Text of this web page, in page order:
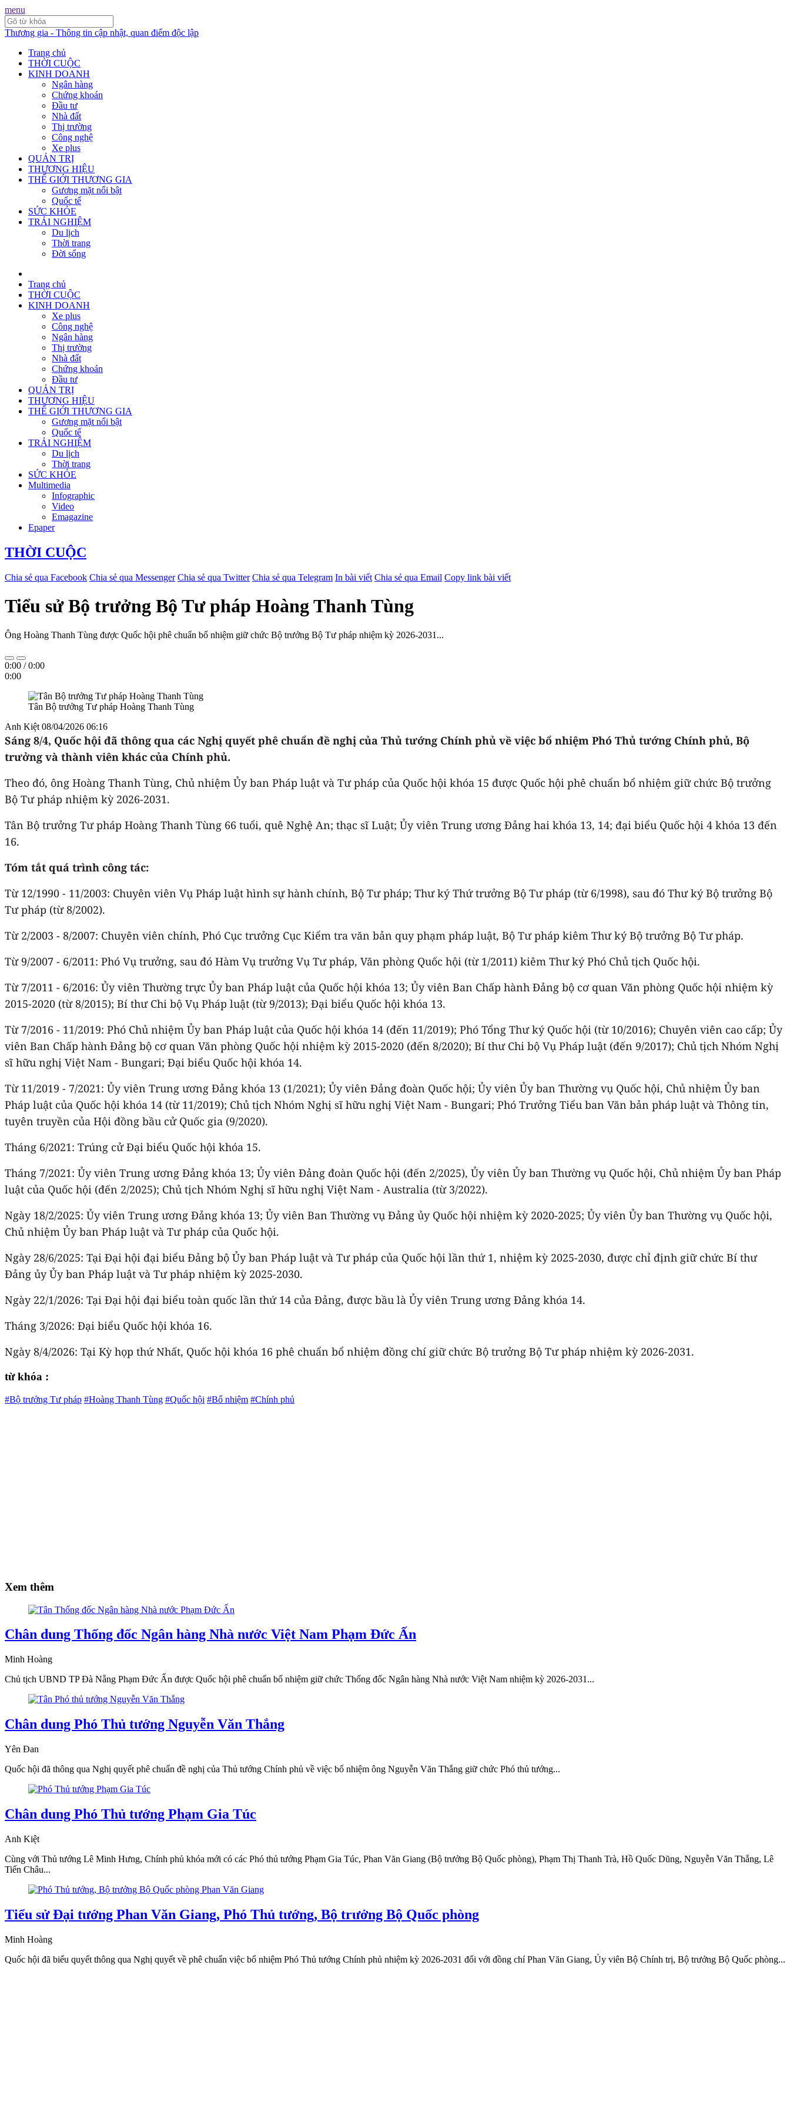
menu
Thương gia - Thông tin cập nhật, quan điểm độc lập
Trang chủ
THỜI CUỘC
KINH DOANH
Ngân hàng
Chứng khoán
Đầu tư
Nhà đất
Thị trường
Công nghệ
Xe plus
QUẢN TRỊ
THƯƠNG HIỆU
THẾ GIỚI THƯƠNG GIA
Gương mặt nổi bật
Quốc tế
SỨC KHỎE
TRẢI NGHIỆM
Du lịch
Thời trang
Đời sống
Trang chủ
THỜI CUỘC
KINH DOANH
Xe plus
Công nghệ
Ngân hàng
Thị trường
Nhà đất
Chứng khoán
Đầu tư
QUẢN TRỊ
THƯƠNG HIỆU
THẾ GIỚI THƯƠNG GIA
Gương mặt nổi bật
Quốc tế
TRẢI NGHIỆM
Du lịch
Thời trang
SỨC KHỎE
Multimedia
Infographic
Video
Emagazine
Epaper
THỜI CUỘC
Chia sẻ qua Facebook Chia sẻ qua Messenger Chia sẻ qua Twitter Chia sẻ qua Telegram In bài viết Chia sẻ qua Email Copy link bài viết
Tiểu sử Bộ trưởng Bộ Tư pháp Hoàng Thanh Tùng
Ông Hoàng Thanh Tùng được Quốc hội phê chuẩn bổ nhiệm giữ chức Bộ trưởng Bộ Tư pháp nhiệm kỳ 2026-2031...
0:00 /0:00
0:00
Tân Bộ trưởng Tư pháp Hoàng Thanh Tùng
Anh Kiệt 08/04/2026 06:16
Sáng 8/4, Quốc hội đã thông qua các Nghị quyết phê chuẩn đề nghị của Thủ tướng Chính phủ về việc bổ nhiệm Phó Thủ tướng Chính phủ, Bộ
trưởng và thành viên khác của Chính phủ.
Theo đó, ông Hoàng Thanh Tùng, Chủ nhiệm Ủy ban Pháp luật và Tư pháp của Quốc hội khóa 15 được Quốc hội phê chuẩn bổ nhiệm giữ chức Bộ trưởng
Bộ Tư pháp nhiệm kỳ 2026-2031.
Tân Bộ trưởng Tư pháp Hoàng Thanh Tùng 66 tuổi, quê Nghệ An; thạc sĩ Luật; Ủy viên Trung ương Đảng hai khóa 13, 14; đại biểu Quốc hội 4 khóa 13 đến
16.
Tóm tắt quá trình công tác:
Từ 12/1990 - 11/2003: Chuyên viên Vụ Pháp luật hình sự hành chính, Bộ Tư pháp; Thư ký Thứ trưởng Bộ Tư pháp (từ 6/1998), sau đó Thư ký Bộ trưởng Bộ
Tư pháp (từ 8/2002).
Từ 2/2003 - 8/2007: Chuyên viên chính, Phó Cục trưởng Cục Kiểm tra văn bản quy phạm pháp luật, Bộ Tư pháp kiêm Thư ký Bộ trưởng Bộ Tư pháp.
Từ 9/2007 - 6/2011: Phó Vụ trưởng, sau đó Hàm Vụ trưởng Vụ Tư pháp, Văn phòng Quốc hội (từ 1/2011) kiêm Thư ký Phó Chủ tịch Quốc hội.
Từ 7/2011 - 6/2016: Ủy viên Thường trực Ủy ban Pháp luật của Quốc hội khóa 13; Ủy viên Ban Chấp hành Đảng bộ cơ quan Văn phòng Quốc hội nhiệm kỳ
2015-2020 (từ 8/2015); Bí thư Chi bộ Vụ Pháp luật (từ 9/2013); Đại biểu Quốc hội khóa 13.
Từ 7/2016 - 11/2019: Phó Chủ nhiệm Ủy ban Pháp luật của Quốc hội khóa 14 (đến 11/2019); Phó Tổng Thư ký Quốc hội (từ 10/2016); Chuyên viên cao cấp; Ủy
viên Ban Chấp hành Đảng bộ cơ quan Văn phòng Quốc hội nhiệm kỳ 2015-2020 (đến 8/2020); Bí thư Chi bộ Vụ Pháp luật (đến 9/2017); Chủ tịch Nhóm Nghị
sĩ hữu nghị Việt Nam - Bungari; Đại biểu Quốc hội khóa 14.
Từ 11/2019 - 7/2021: Ủy viên Trung ương Đảng khóa 13 (1/2021); Ủy viên Đảng đoàn Quốc hội; Ủy viên Ủy ban Thường vụ Quốc hội, Chủ nhiệm Ủy ban
Pháp luật của Quốc hội khóa 14 (từ 11/2019); Chủ tịch Nhóm Nghị sĩ hữu nghị Việt Nam - Bungari; Phó Trưởng Tiểu ban Văn bản pháp luật và Thông tin,
tuyên truyền của Hội đồng bầu cử Quốc gia (9/2020).
Tháng 6/2021: Trúng cử Đại biểu Quốc hội khóa 15.
Tháng 7/2021: Ủy viên Trung ương Đảng khóa 13; Ủy viên Đảng đoàn Quốc hội (đến 2/2025), Ủy viên Ủy ban Thường vụ Quốc hội, Chủ nhiệm Ủy ban Pháp
luật của Quốc hội (đến 2/2025); Chủ tịch Nhóm Nghị sĩ hữu nghị Việt Nam - Australia (từ 3/2022).
Ngày 18/2/2025: Ủy viên Trung ương Đảng khóa 13; Ủy viên Ban Thường vụ Đảng ủy Quốc hội nhiệm kỳ 2020-2025; Ủy viên Ủy ban Thường vụ Quốc hội,
Chủ nhiệm Ủy ban Pháp luật và Tư pháp của Quốc hội.
Ngày 28/6/2025: Tại Đại hội đại biểu Đảng bộ Ủy ban Pháp luật và Tư pháp của Quốc hội lần thứ 1, nhiệm kỳ 2025-2030, được chỉ định giữ chức Bí thư
Đảng ủy Ủy ban Pháp luật và Tư pháp nhiệm kỳ 2025-2030.
Ngày 22/1/2026: Tại Đại hội đại biểu toàn quốc lần thứ 14 của Đảng, được bầu là Ủy viên Trung ương Đảng khóa 14.
Tháng 3/2026: Đại biểu Quốc hội khóa 16.
Ngày 8/4/2026: Tại Kỳ họp thứ Nhất, Quốc hội khóa 16 phê chuẩn bổ nhiệm đồng chí giữ chức Bộ trưởng Bộ Tư pháp nhiệm kỳ 2026-2031.
từ khóa :
#Bộ trưởng Tư pháp #Hoàng Thanh Tùng #Quốc hội #Bổ nhiệm #Chính phủ
Xem thêm
Chân dung Thống đốc Ngân hàng Nhà nước Việt Nam Phạm Đức Ấn
Minh Hoàng
Chủ tịch UBND TP Đà Nẵng Phạm Đức Ấn được Quốc hội phê chuẩn bổ nhiệm giữ chức Thống đốc Ngân hàng Nhà nước Việt Nam nhiệm kỳ 2026-2031...
Chân dung Phó Thủ tướng Nguyễn Văn Thắng
Yên Đan
Quốc hội đã thông qua Nghị quyết phê chuẩn đề nghị của Thủ tướng Chính phủ về việc bổ nhiệm ông Nguyễn Văn Thắng giữ chức Phó thủ tướng...
Chân dung Phó Thủ tướng Phạm Gia Túc
Anh Kiệt
Cùng với Thủ tướng Lê Minh Hưng, Chính phủ khóa mới có các Phó thủ tướng Phạm Gia Túc, Phan Văn Giang (Bộ trưởng Bộ Quốc phòng), Phạm Thị Thanh Trà, Hồ Quốc Dũng, Nguyễn Văn Thắng, Lê
Tiến Châu...
Tiểu sử Đại tướng Phan Văn Giang, Phó Thủ tướng, Bộ trưởng Bộ Quốc phòng
Minh Hoàng
Quốc hội đã biểu quyết thông qua Nghị quyết về phê chuẩn việc bổ nhiệm Phó Thủ tướng Chính phủ nhiệm kỳ 2026-2031 đối với đồng chí Phan Văn Giang, Ủy viên Bộ Chính trị, Bộ trưởng Bộ Quốc phòng...